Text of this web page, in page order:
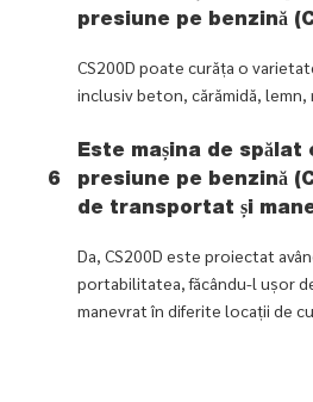
presiune pe benzină
CS200D poate curăța o
inclusiv beton, cărămidă, lemn,
6
Este mașina de spălat
presiune pe benzină
de transportat și
Da, CS200D este proiectat
portabilitatea, făcându-l ușor
manevrat în diferite locații de